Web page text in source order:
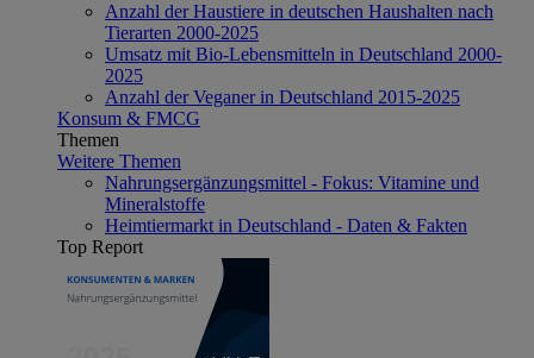
Anzahl der Haustiere in deutschen Haushalten nach
Tierarten 2000-2025
Umsatz mit Bio-Lebensmitteln in Deutschland 2000-
2025
Anzahl der Veganer in Deutschland 2015-2025
Konsum & FMCG
Themen
Weitere Themen
Nahrungsergänzungsmittel - Fokus: Vitamine und
Mineralstoffe
Heimtiermarkt in Deutschland - Daten & Fakten
Top Report